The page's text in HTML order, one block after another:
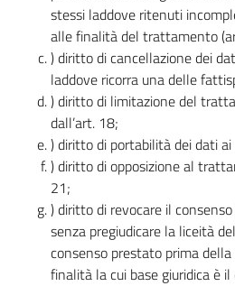
stessi laddove ritenuti
alle finalità del trattamento
) diritto di cancellazione dei
laddove ricorra una delle
) diritto di limitazione del
dall’art. 18;
) diritto di portabilità dei dati ai
) diritto di opposizione al
21;
) diritto di revocare il
senza pregiudicare la liceità
consenso prestato prima
finalità la cui base giuridica è